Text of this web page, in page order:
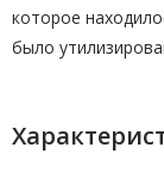
которое
было